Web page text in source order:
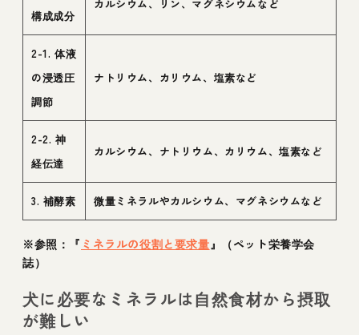
構成成分
カルシウム、リン、マグネシウムなど
2-1. 体液
の浸透圧
調節
ナトリウム、カリウム、塩素など
2-2. 神
経伝達
カルシウム、ナトリウム、カリウム、塩素など
3. 補酵素 微量ミネラルやカルシウム、マグネシウムなど
※参照：『 ミネラルの役割と要求量』（ペット栄養学会
誌）
犬に必要なミネラルは自然食材から摂取
が難しい